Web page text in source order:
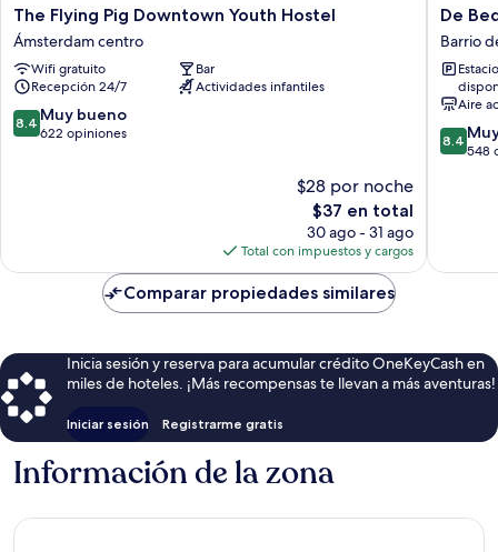
The
Flying
Pig
Downtown
Youth
Hostel
Ámsterdam
The Flying Pig Downtown Youth Hostel
Ámsterdam centro
Wifi gratuito
Bar
Recepción 24/7
Actividades infantiles
8.4
de
8.4 Muy bueno
622 opiniones
$28 por noche
El
precio
actual
es
de
$37
$37 en total
30 ago - 31 ago
Total con impuestos y cargos
De
Bedstee
Barrio
de
los
museos
De
Barrio
Aire
8.4
de
8.4
548
Comparar propiedades similares
Inicia sesión y reserva para acumular crédito OneKeyCash en
miles de hoteles. ¡Más recompensas te llevan a más aventuras!
Iniciar sesión Registrarme gratis
Información de la zona